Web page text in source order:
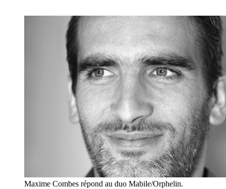
Maxime Combes répond au duo Mabile/Orphelin.